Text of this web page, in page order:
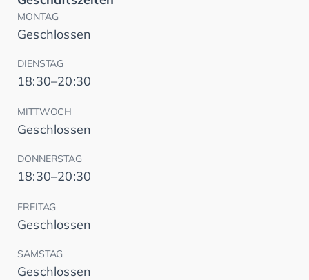
MONTAG
Geschlossen
DIENSTAG
18:30–20:30
MITTWOCH
Geschlossen
DONNERSTAG
18:30–20:30
FREITAG
Geschlossen
SAMSTAG
Geschlossen